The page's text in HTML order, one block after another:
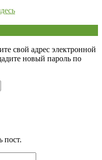
свой адрес электронной
новый пароль по
пост.